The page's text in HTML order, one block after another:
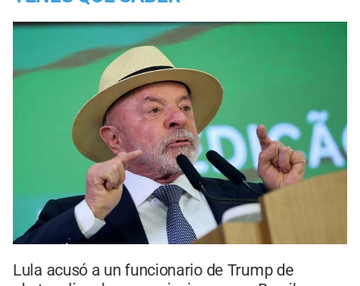
Lula acusó a un funcionario de Trump de